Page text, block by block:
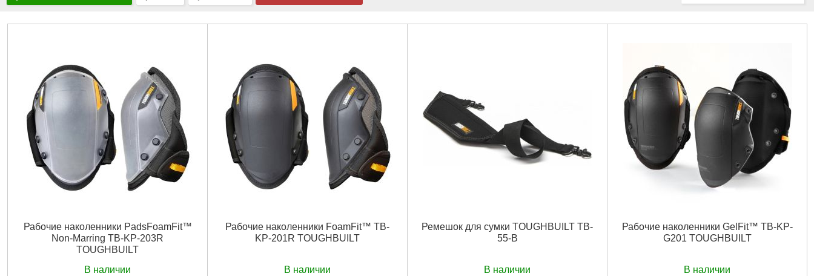
Рабочие наколенники PadsFoamFit™
Non-Marring TB-KP-203R
TOUGHBUILT
В наличии
Рабочие наколенники FoamFit™ TB-
KP-201R TOUGHBUILT
В наличии
Ремешок для сумки TOUGHBUILT TB-
55-B
В наличии
Рабочие наколенники GelFit™ TB-KP-
G201 TOUGHBUILT
В наличии